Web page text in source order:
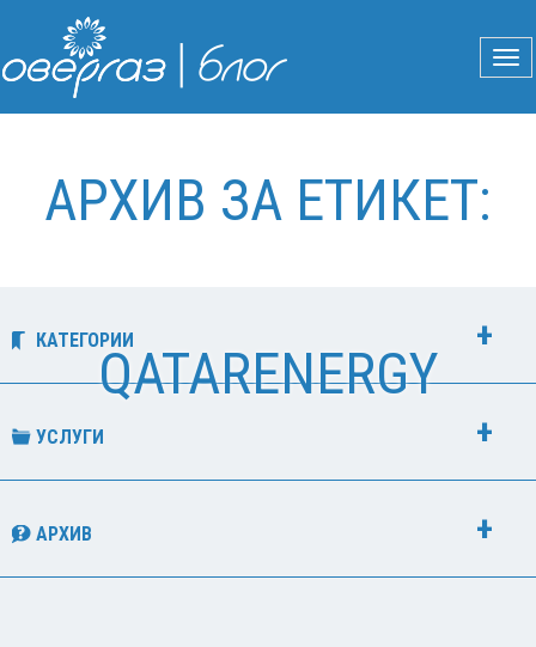
АРХИВ ЗА ЕТИКЕТ:
QATARENERGY
КАТЕГОРИИ
УСЛУГИ
АРХИВ